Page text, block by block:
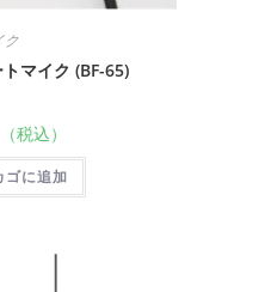
ク
マイク (BF-65)
（税込）
ゴに追加